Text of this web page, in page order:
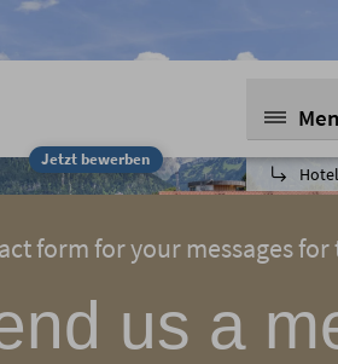
Jetzt bewerben
form for your messages
us a